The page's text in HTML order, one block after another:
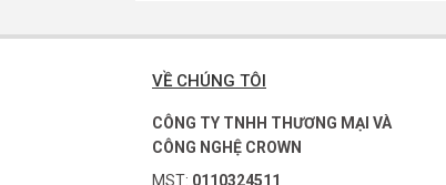
VỀ CHÚNG TÔI
CÔNG TY TNHH THƯƠNG MẠI VÀ
CÔNG NGHỆ CROWN
MST: 0110324511